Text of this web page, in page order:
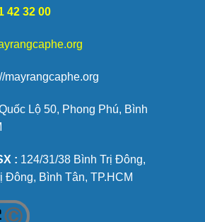
42 32 00
mayrangcaphe.org
Lộ 50, Phong Phú, Bình
: 124/31/38 Bình Trị Đông,
Đông, Bình Tân, TP.HCM